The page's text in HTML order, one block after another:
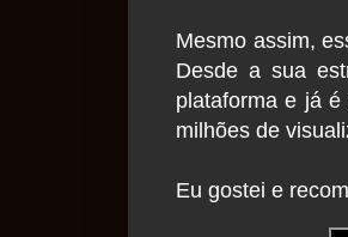
Mesmo assim,
Desde a sua
plataforma e já
milhões de
Eu gostei e